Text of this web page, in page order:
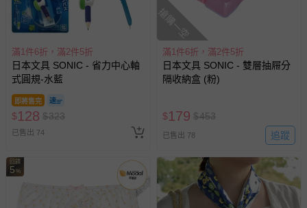
-個人衛生用品（例如尿布、貼身衣物、泳裝、襪子、地
墊、寢具類等）。
-新生兒親膚衣物（嬰幼兒包巾與背巾、包屁衣、學習
褲、紗布衣等）。
-接觸性孕哺產品（奶嘴、奶瓶、擠乳器、哺乳衣、托腹
帶束縛衣、餐搖椅等）。
-其他原廠盒裝商品封口處已貼上「不可拆封」，或具警
示字句等說明貼紙、封條者。
國際航空、客運、訂房等服務。
相關的退換貨辦理流程，可詳見： 退換貨 & 退款問題
滿1件6折，滿2件5折
日本文具 SONIC - 省力中心軸
式圓規-水藍
即將售完
$128 $323
已售出 74
搶購一空
滿1件6折，滿2件5折
日本文具 SONIC - 雙層抽屜分
隔收納盒 (粉)
$179 $453
已售出 78 追蹤
回饋
5 %